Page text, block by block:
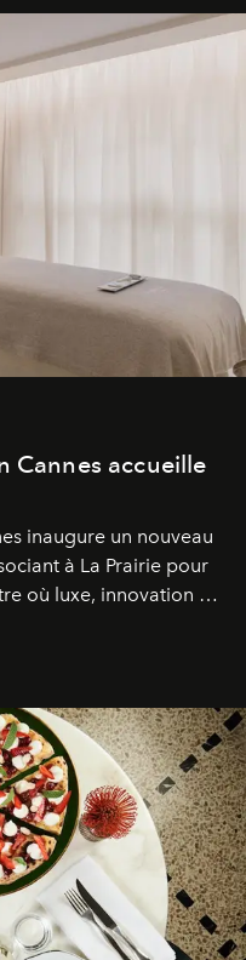
Cannes accueille
inaugure un nouveau
à La Prairie pour
où luxe, innovation et